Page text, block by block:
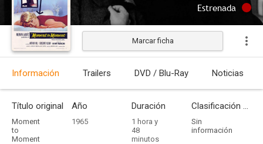
Estrenada
Marcar ficha
Información Trailers DVD / Blu-Ray Noticias
Título original
Moment
to
Moment
Año
1965
Duración
1 hora y
48
minutos
Clasificación por edades
Sin
información